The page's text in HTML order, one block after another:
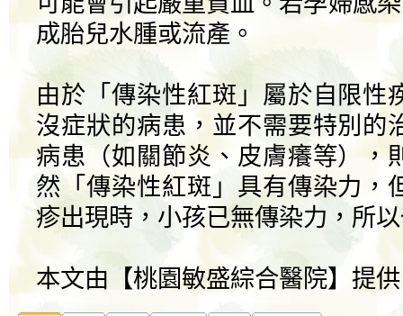
成胎兒水腫或流產。
由於「傳染性紅斑」屬於自限性
沒症狀的病患，並不需要特別的
病患（如關節炎、皮膚癢等），
然「傳染性紅斑」具有傳染力，
疹出現時，小孩已無傳染力，所
本文由【桃園敏盛綜合醫院】提供